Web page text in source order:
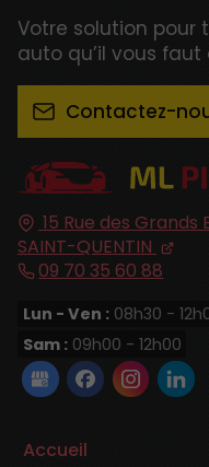
15 Rue des Grands
SAINT-QUENTIN
09 70 35 60 88
Lun - Ven :08h30 -
Sam :09h00 - 12h00
Accueil
Votre solution pour
auto qu’il vous
Contactez-